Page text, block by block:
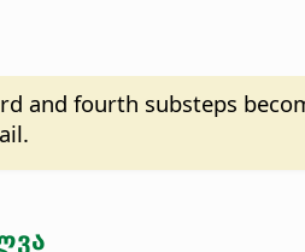
and fourth substeps